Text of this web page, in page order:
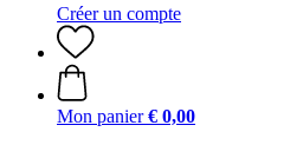
Créer un compte
Mon panier € 0,00